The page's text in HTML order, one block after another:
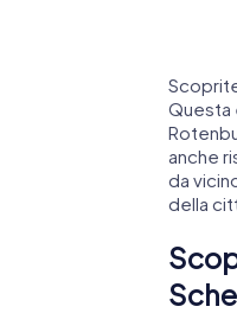
Questa
anche
da
della